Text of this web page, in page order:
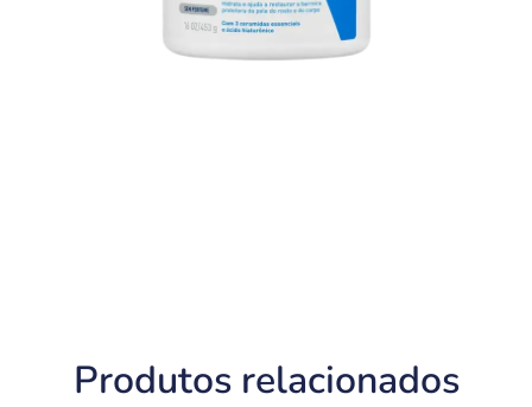
Produtos relacionados